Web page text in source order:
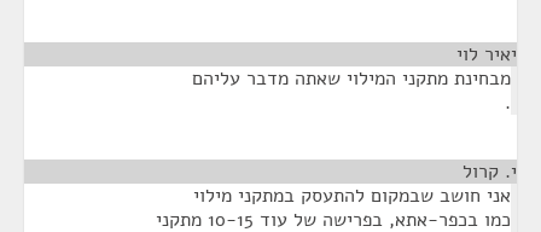
יאיר לוי
מבחינת מתקני המילוי שאתה מדבר עליהם
.
י. קרול
אני חושב שבמקום להתעסק במתקני מילוי
כמו בכפר-אתא, בפרישה של עוד 10-15 מתקני